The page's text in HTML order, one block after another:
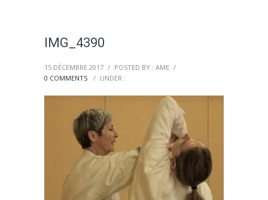
IMG_4390
15 DÉCEMBRE 2017 / POSTED BY : AME /
0 COMMENTS
/ UNDER :